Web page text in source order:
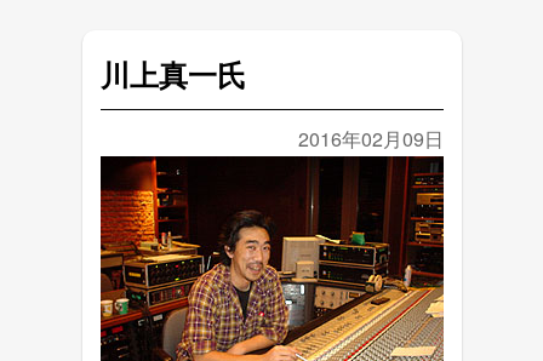
川上真一氏
2016年02月09日